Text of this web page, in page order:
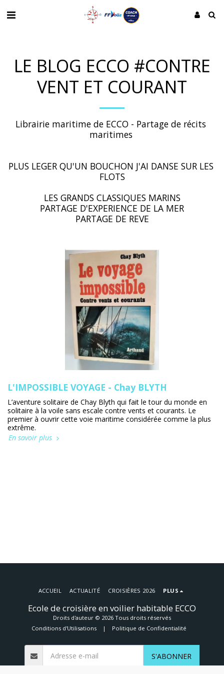
LE BLOG ECCO #CONTRE
VENT ET COURANT
Librairie maritime de ECCO - Partage de récits
maritimes
PLUS LEGER QU'UN BOUCHON J'AI DANSE SUR LES
FLOTS
LES GRANDS CLASSIQUES MARINS
PARTAGE D'EXPERIENCE DE LA MER
PARTAGE DE REVE
L'IMPOSSIBLE VOYAGE - Chay BLYTH
L’aventure solitaire de Chay Blyth qui fait le tour du monde en
solitaire à la voile sans escale contre vents et courants. Le
premier à ouvrir cette voie maritime considérée comme la plus
extrême.
En savoir plus
Ecole de croisière en voilier habitable ECCO
Droits d'auteur © 2026 Tous droits réservés
Conditions d'Utilisations | Politique de Confidentialité
ACCUEIL ACTUALITÉ CROISIÈRES 2026 PLUS
S'ABONNER